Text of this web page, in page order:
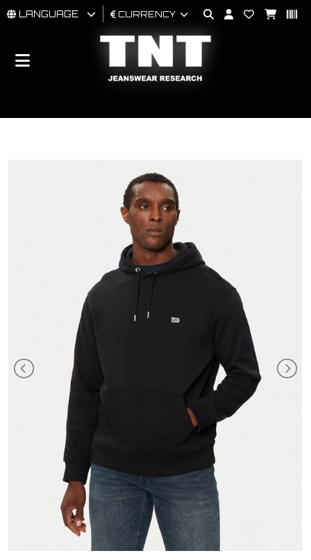
MAN
BRAND
LANGUAGE CURRENCY